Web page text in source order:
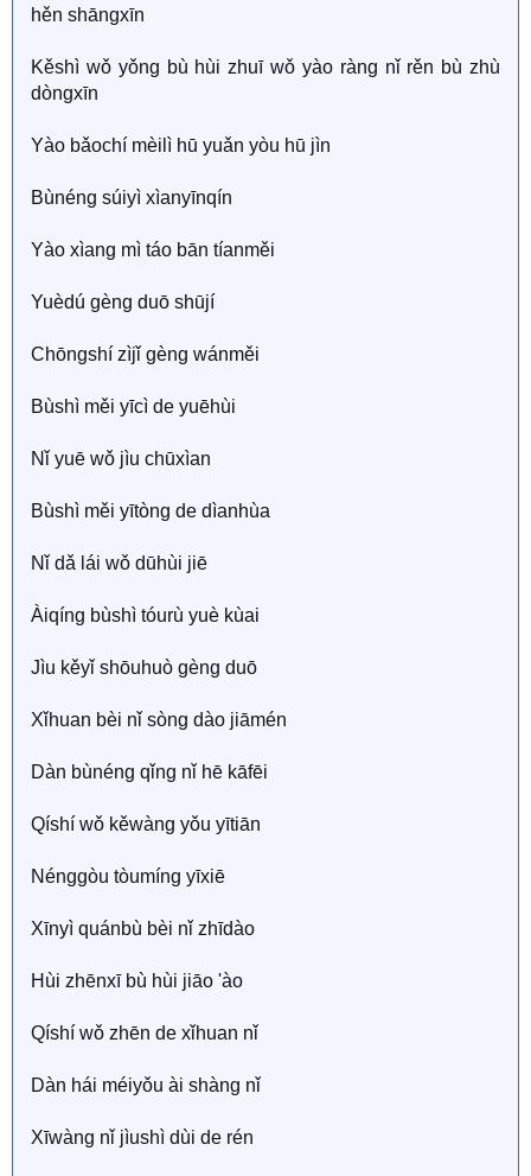
hěn shāngxīn
Kěshì wǒ yǒng bù hùi zhuī wǒ yào ràng nǐ rěn bù zhù
dòngxīn
Yào bǎochí mèilì hū yuǎn yòu hū jìn
Bùnéng súiyì xìanyīnqín
Yào xìang mì táo bān tíanměi
Yuèdú gèng duō shūjí
Chōngshí zìjǐ gèng wánměi
Bùshì měi yīcì de yuēhùi
Nǐ yuē wǒ jìu chūxìan
Bùshì měi yītòng de dìanhùa
Nǐ dǎ lái wǒ dūhùi jiē
Àiqíng bùshì tóurù yuè kùai
Jìu kěyǐ shōuhuò gèng duō
Xǐhuan bèi nǐ sòng dào jiāmén
Dàn bùnéng qǐng nǐ hē kāfēi
Qíshí wǒ kěwàng yǒu yītiān
Nénggòu tòumíng yīxiē
Xīnyì quánbù bèi nǐ zhīdào
Hùi zhēnxī bù hùi jiāo 'ào
Qíshí wǒ zhēn de xǐhuan nǐ
Dàn hái méiyǒu ài shàng nǐ
Xīwàng nǐ jìushì dùi de rén